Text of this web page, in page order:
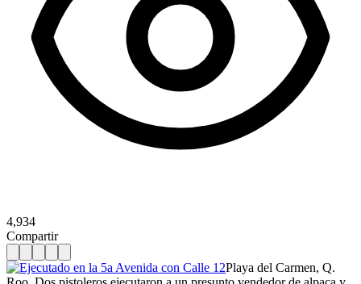
4,934
Compartir
Playa del Carmen, Q.